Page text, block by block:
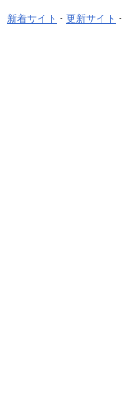
新着サイト - 更新サイト -